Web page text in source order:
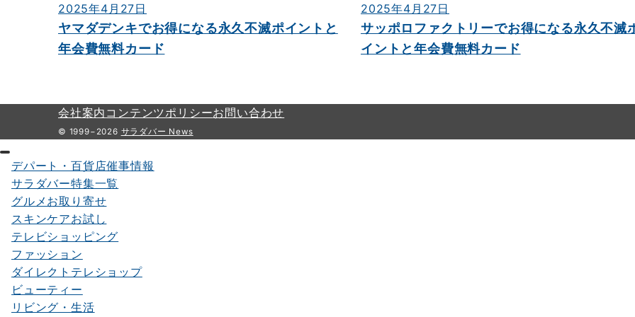
2025年4月27日
ヤマダデンキでお得になる永久不滅ポイントと
年会費無料カード
2025年4月27日
サッポロファクトリーでお得になる永久不滅
イントと年会費無料カード
会社案内 コンテンツポリシーお問い合わせ
© 1999−2026 サラダバー News
デパート・百貨店催事情報
サラダバー特集一覧
グルメお取り寄せ
スキンケアお試し
テレビショッピング
ファッション
ダイレクトテレショップ
ビューティー
リビング・生活